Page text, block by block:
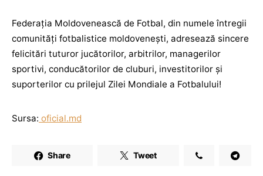
Federaţia Moldovenească de Fotbal, din numele întregii
comunități fotbalistice moldovenești, adresează sincere
felicitări tuturor jucătorilor, arbitrilor, managerilor
sportivi, conducătorilor de cluburi, investitorilor și
suporterilor cu prilejul Zilei Mondiale a Fotbalului!
Sursa: oficial.md
Share Tweet